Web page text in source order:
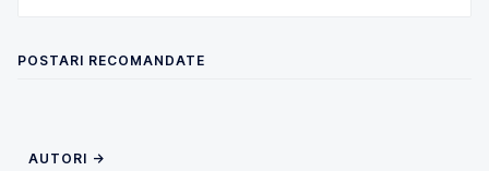
POSTARI RECOMANDATE
AUTORI →